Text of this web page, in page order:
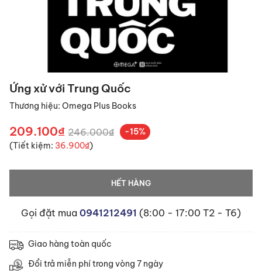
Ứng xử với Trung Quốc
Thương hiệu: Omega Plus Books
209.100₫ 246.000₫
-15%
(Tiết kiệm: 36.900₫)
HẾT HÀNG
Gọi đặt mua 0941212491 (8:00 - 17:00 T2 - T6)
Giao hàng toàn quốc
Đổi trả miễn phí trong vòng 7 ngày